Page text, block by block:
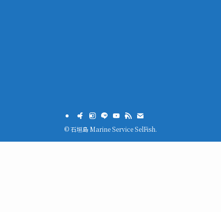
©石垣島 Marine Service SelFish.